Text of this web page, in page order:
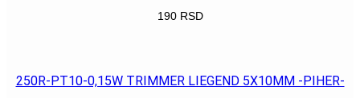
190 RSD
250R-PT10-0,15W TRIMMER LIEGEND 5X10MM -PIHER-